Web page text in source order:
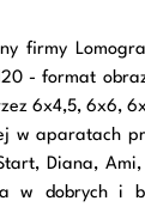
firmy
- format
6x4,5, 6x6,
w aparatach
Diana,
w dobrych i